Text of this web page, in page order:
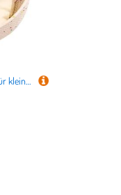
Gungtj Haustierbett, Katzenbett für kleine Hunde, Haustierbedarf, Baumwollseil, Kissen für Welpen, kleine Hunde, Kratzen, beruhigend, Schlafsaal, Wohnung, Innenbereich, Heimdekoration